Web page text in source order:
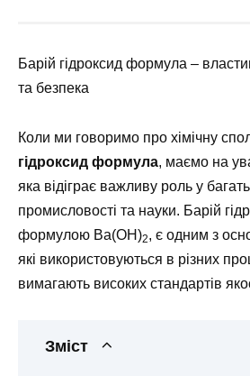
Барій гідроксид формула –
та безпека
Коли ми говоримо про хімічну
гідроксид формула, маємо на
яка відіграє важливу роль у
промисловості та науки. Барій
формулою Ba(OH)2, є одним з
які використовуються в різних
вимагають високих стандартів
Зміст